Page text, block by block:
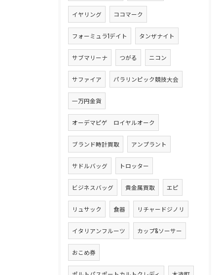
イヤリング ココマーク
フォーミュラ1デイト タンザナイト
サブマリーナ つがる ニコン
サファイア パラリンピック競技大会
一万円金貨
オーデマピゲ ロイヤルオーク
ブランド時計買取 アンプラント
サドルバッグ トロッター
ビジネスバッグ 貴金属買取 エピ
リュサック 食器 リチャードジノリ
イタリアンフルーツ カップ&ソーサー
おこめ券